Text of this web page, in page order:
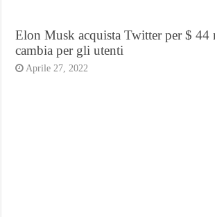
Elon Musk acquista Twitter per $ 44
cambia per gli utenti
Aprile 27, 2022